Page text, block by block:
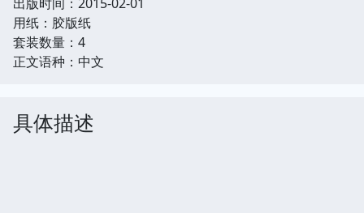
用纸：胶版纸
套装数量：4
正文语种：中文
具体描述